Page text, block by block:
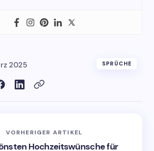
2025 SPRÜCHE
VORHERIGER ARTIKEL
Hochzeitswünsche für